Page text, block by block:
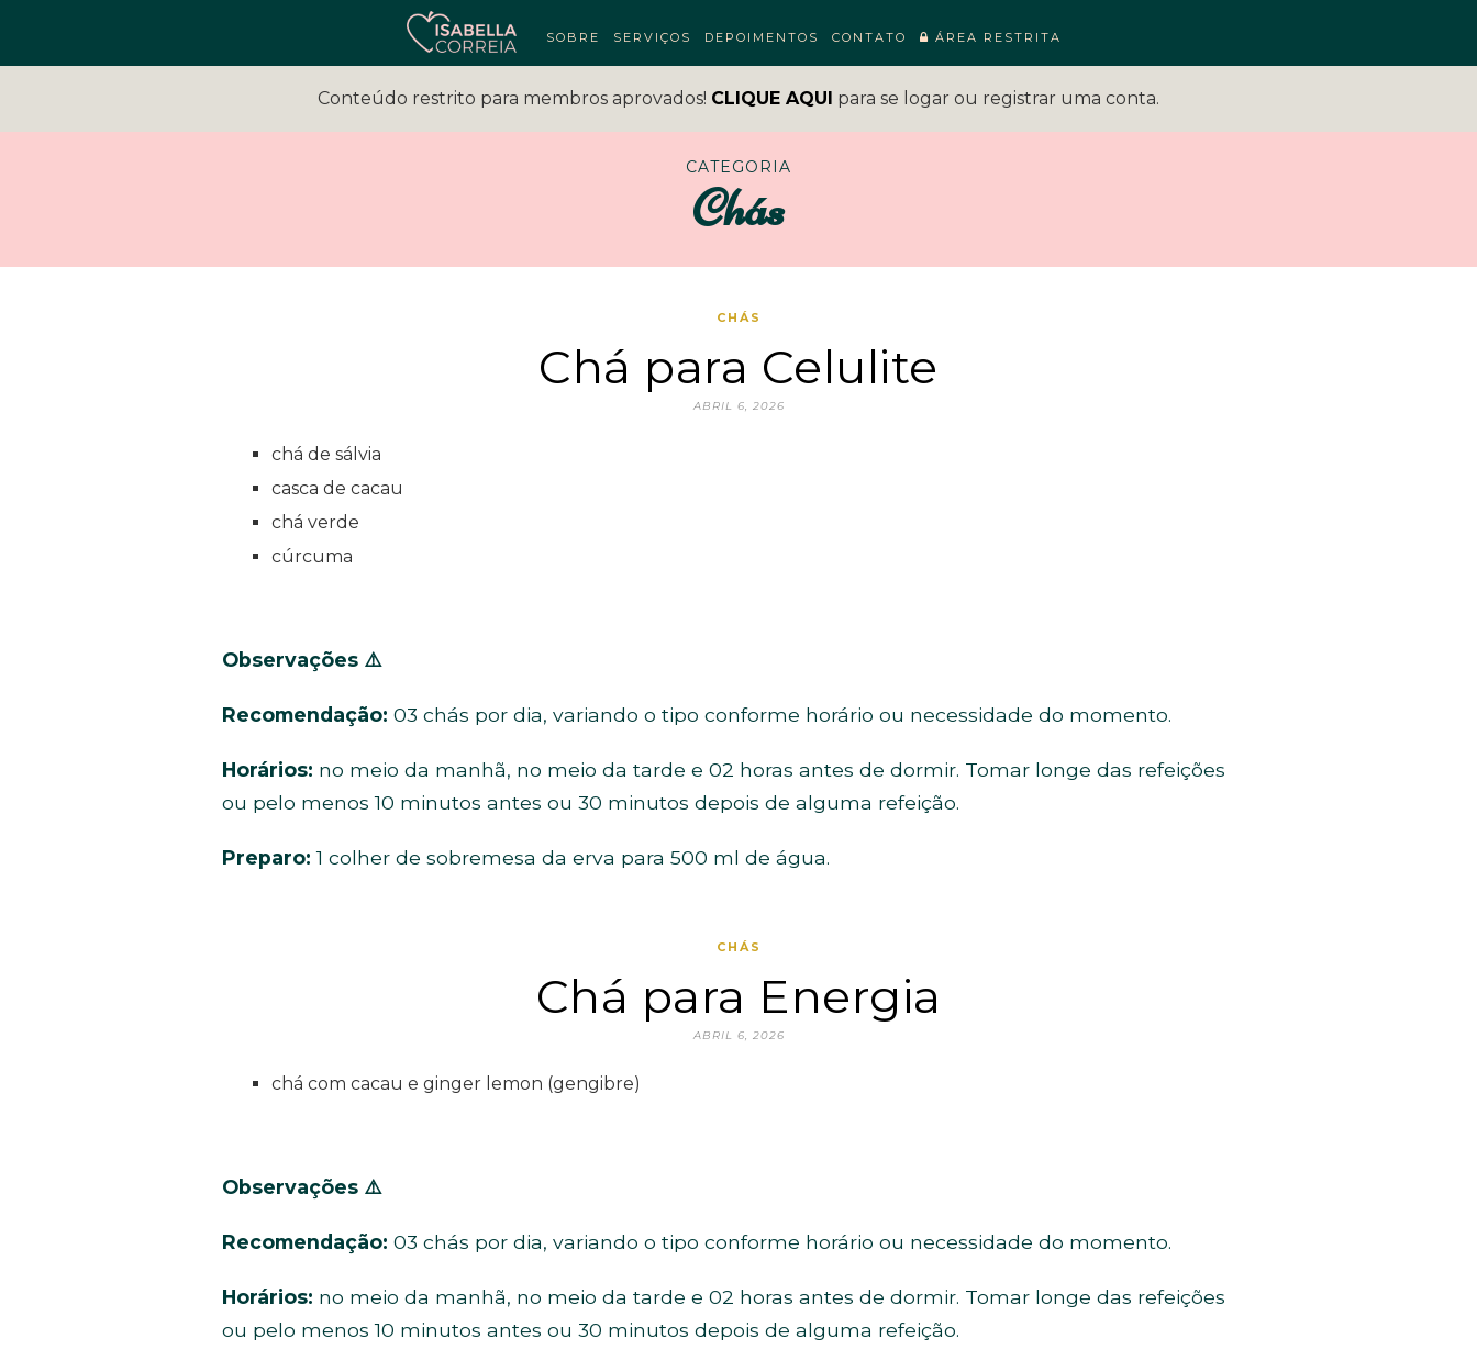
SOBRE SERVIÇOS DEPOIMENTOS CONTATO ÁREA RESTRITA
Conteúdo restrito para membros aprovados! CLIQUE AQUI para se logar ou registrar uma conta.
CATEGORIA
Chás
CHÁS
Chá para Celulite
ABRIL 6, 2026
chá de sálvia
casca de cacau
chá verde
cúrcuma
Observações ⚠️
Recomendação: 03 chás por dia, variando o tipo conforme horário ou necessidade do momento.
Horários: no meio da manhã, no meio da tarde e 02 horas antes de dormir. Tomar longe das refeições
ou pelo menos 10 minutos antes ou 30 minutos depois de alguma refeição.
Preparo: 1 colher de sobremesa da erva para 500 ml de água.
CHÁS
Chá para Energia
ABRIL 6, 2026
chá com cacau e ginger lemon (gengibre)
Observações ⚠️
Recomendação: 03 chás por dia, variando o tipo conforme horário ou necessidade do momento.
Horários: no meio da manhã, no meio da tarde e 02 horas antes de dormir. Tomar longe das refeições
ou pelo menos 10 minutos antes ou 30 minutos depois de alguma refeição.